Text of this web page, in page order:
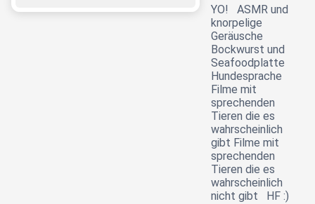
YO! ASMR und
knorpelige
Geräusche
Bockwurst und
Seafoodplatte
Hundesprache
Filme mit
sprechenden
Tieren die es
wahrscheinlich
gibt Filme mit
sprechenden
Tieren die es
wahrscheinlich
nicht gibt HF :)